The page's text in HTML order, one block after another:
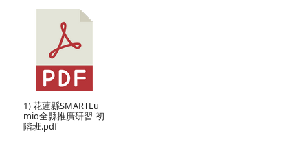
1) 花蓮縣SMARTLu
mio全縣推廣研習-初
階班.pdf